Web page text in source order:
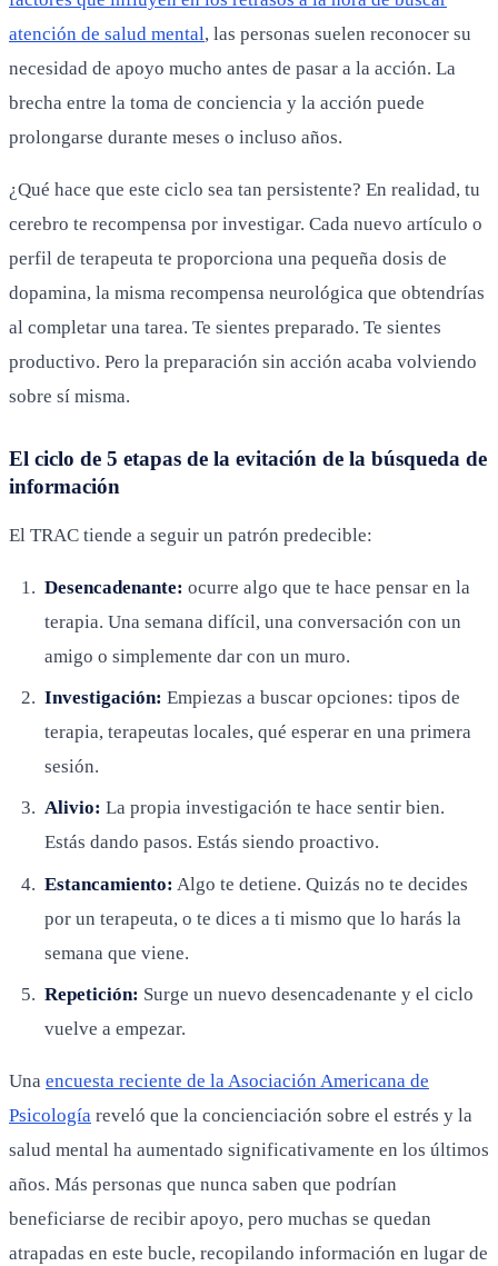
atención de salud mental, las personas suelen reconocer su
necesidad de apoyo mucho antes de pasar a la acción. La
brecha entre la toma de conciencia y la acción puede
prolongarse durante meses o incluso años.
¿Qué hace que este ciclo sea tan persistente? En realidad, tu
cerebro te recompensa por investigar. Cada nuevo artículo o
perfil de terapeuta te proporciona una pequeña dosis de
dopamina, la misma recompensa neurológica que obtendrías
al completar una tarea. Te sientes preparado. Te sientes
productivo. Pero la preparación sin acción acaba volviendo
sobre sí misma.
El ciclo de 5 etapas de la evitación de la búsqueda de
información
El TRAC tiende a seguir un patrón predecible:
Desencadenante: ocurre algo que te hace pensar en la
terapia. Una semana difícil, una conversación con un
amigo o simplemente dar con un muro.
Investigación: Empiezas a buscar opciones: tipos de
terapia, terapeutas locales, qué esperar en una primera
sesión.
Alivio: La propia investigación te hace sentir bien.
Estás dando pasos. Estás siendo proactivo.
Estancamiento: Algo te detiene. Quizás no te decides
por un terapeuta, o te dices a ti mismo que lo harás la
semana que viene.
Repetición: Surge un nuevo desencadenante y el ciclo
vuelve a empezar.
Una encuesta reciente de la Asociación Americana de
Psicología reveló que la concienciación sobre el estrés y la
salud mental ha aumentado significativamente en los últimos
años. Más personas que nunca saben que podrían
beneficiarse de recibir apoyo, pero muchas se quedan
atrapadas en este bucle, recopilando información en lugar de